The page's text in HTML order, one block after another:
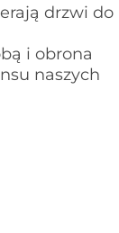
drzwi do
i obrona
naszych